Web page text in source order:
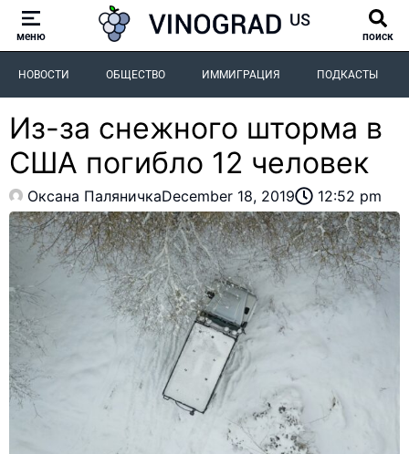
меню поиск
НОВОСТИ ОБЩЕСТВО ИММИГРАЦИЯ ПОДКАСТЫ
Из-за снежного шторма в
США погибло 12 человек
Оксана ПаляничкаDecember 18, 2019 12:52 pm